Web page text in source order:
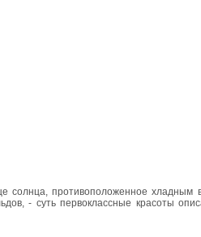
солнца, противоположенное хладным
- суть первоклассные красоты